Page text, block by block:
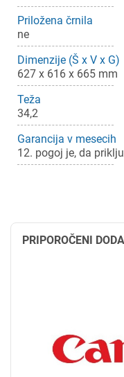
Priložena črnila
ne
Dimenzije (Š x V x G)
627 x 616 x 665 mm
Teža
34,2
Garancija v mesecih
12. pogoj je, da
PRIPOROČENI
Prijava
Prekliči